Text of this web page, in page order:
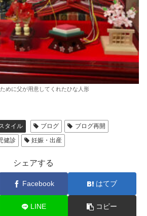
めに父が用意してくれたひな人形
タイル ブログ
ブログ再開
健診 妊娠・出産
シェアする
Facebook はてブ
LINE コピー